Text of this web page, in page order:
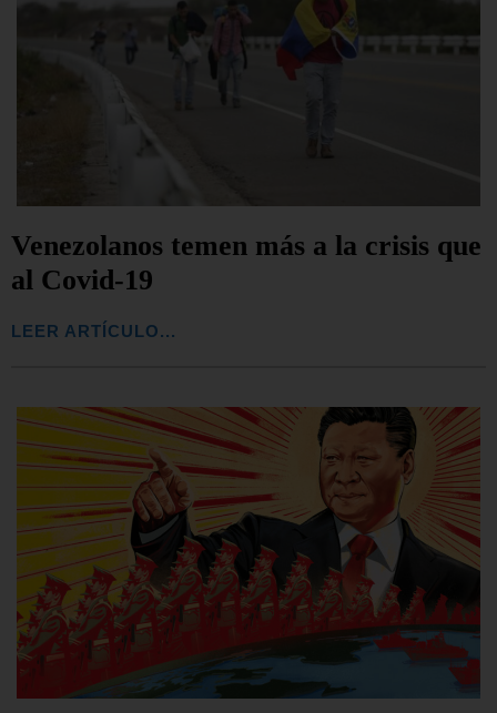
Venezolanos temen más a la crisis que
al Covid-19
LEER ARTÍCULO...